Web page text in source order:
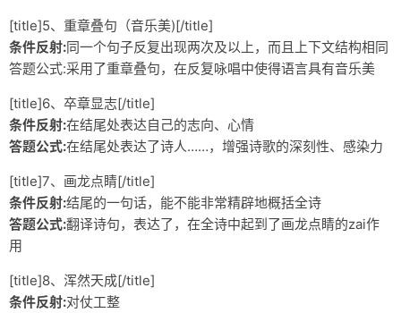
[title]5、重章叠句（音乐美)[/title]
条件反射:同一个句子反复出现两次及以上，而且上下文结构相同
答题公式:采用了重章叠句，在反复咏唱中使得语言具有音乐美
[title]6、卒章显志[/title]
条件反射:在结尾处表达自己的志向、心情
答题公式:在结尾处表达了诗人……，增强诗歌的深刻性、感染力
[title]7、画龙点睛[/title]
条件反射:结尾的一句话，能不能非常精辟地概括全诗
答题公式:翻译诗句，表达了，在全诗中起到了画龙点睛的zai作
用
[title]8、浑然天成[/title]
条件反射:对仗工整